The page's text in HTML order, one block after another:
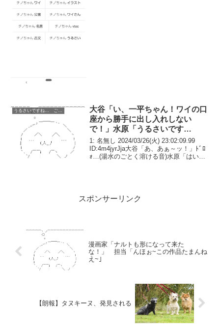
大谷「い、一平ちゃん！ワイの口
座から勝手に出し入れしない
で！」水原「うるさいです
ね……」ｼﾞｬﾗﾗﾗﾗ
1: 名無し 2024/03/26(火) 23:02:09.99
ID:4m4jyrJja大谷「あ、あぁ～ッ！」ﾄﾞﾛ
ｫ…(湯水のごとく溶ける音)水原「はい、
スポンサーリンク
漫画家「ナルトも形になって来た
な！」 担当「んほぉ~この作品たまんね
え~｣
【朗報】タヌキーヌ、発見される